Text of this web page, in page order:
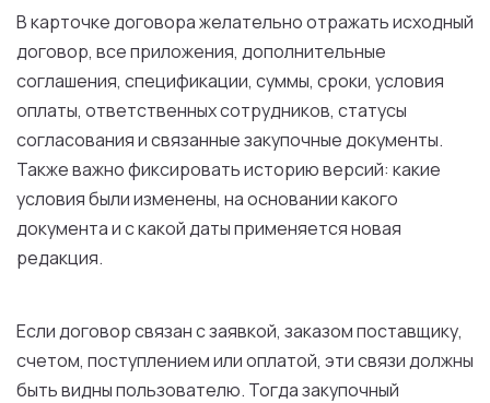
В карточке договора желательно отражать исходный
договор, все приложения, дополнительные
соглашения, спецификации, суммы, сроки, условия
оплаты, ответственных сотрудников, статусы
согласования и связанные закупочные документы.
Также важно фиксировать историю версий: какие
условия были изменены, на основании какого
документа и с какой даты применяется новая
редакция.
Если договор связан с заявкой, заказом поставщику,
счетом, поступлением или оплатой, эти связи должны
быть видны пользователю. Тогда закупочный